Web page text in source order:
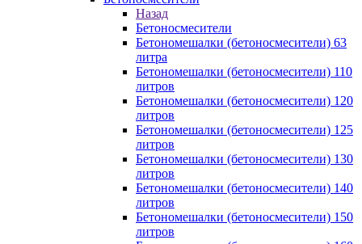
Назад
Бетоносмесители
Бетономешалки (бетоносмесители) 63
литра
Бетономешалки (бетоносмесители) 110
литров
Бетономешалки (бетоносмесители) 120
литров
Бетономешалки (бетоносмесители) 125
литров
Бетономешалки (бетоносмесители) 130
литров
Бетономешалки (бетоносмесители) 140
литров
Бетономешалки (бетоносмесители) 150
литров